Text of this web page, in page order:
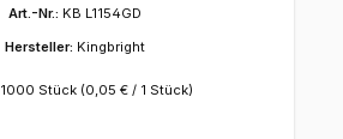
Art.-Nr.: KB L1154GD
Hersteller: Kingbright
1000 Stück (0,05 € / 1 Stück)